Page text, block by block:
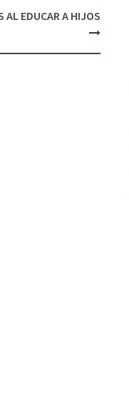
AL EDUCAR A HIJOS